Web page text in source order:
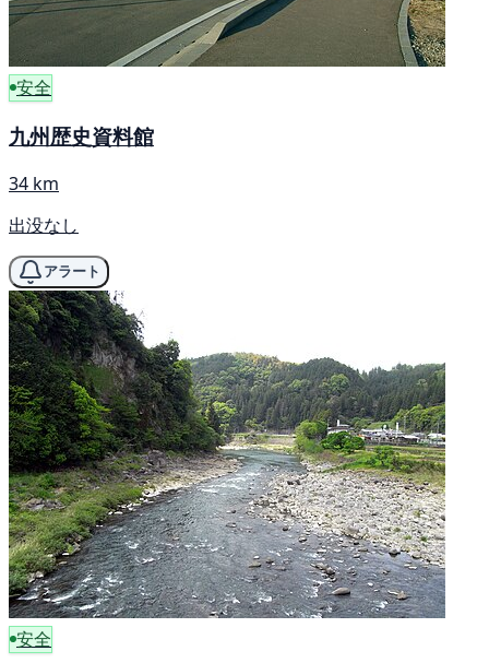
安全
九州歴史資料館
34 km
出没なし
アラート
安全